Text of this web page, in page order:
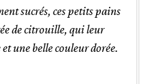
sucrés, ces petits pains
de citrouille, qui leur
une belle couleur dorée.